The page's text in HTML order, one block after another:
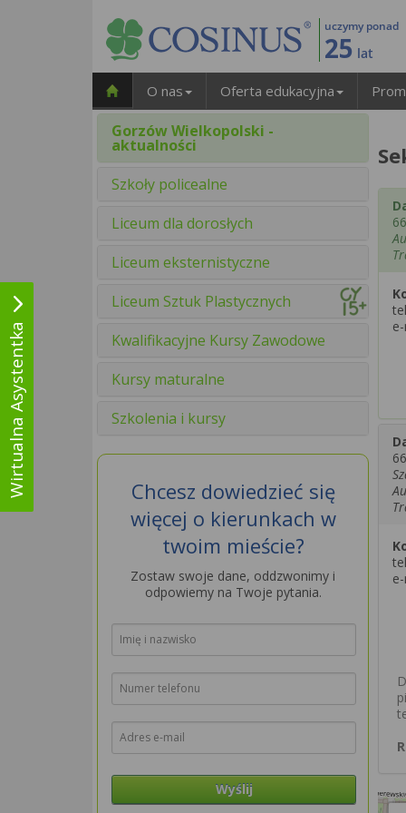
uczymy ponad
25 lat
O nas Oferta edukacyjna
Gorzów Wielkopolski -
aktualności
Szkoły policealne
Liceum dla dorosłych
Liceum eksternistyczne
Liceum Sztuk Plastycznych
Kwalifikacyjne Kursy Zawodowe
Kursy maturalne
Szkolenia i kursy
Chcesz dowiedzieć się
więcej o kierunkach w
twoim mieście?
Zostaw swoje dane, oddzwonimy i
odpowiemy na Twoje pytania.
Wyślij
Wirtualna Asystentka